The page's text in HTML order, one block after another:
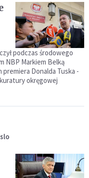
podczas środowego
NBP Markiem Belką
Donalda Tuska -
okręgowej